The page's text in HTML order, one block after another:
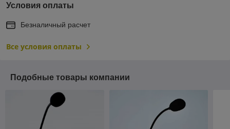
Условия оплаты
Безналичный расчет
Все условия оплаты
Подобные товары компании